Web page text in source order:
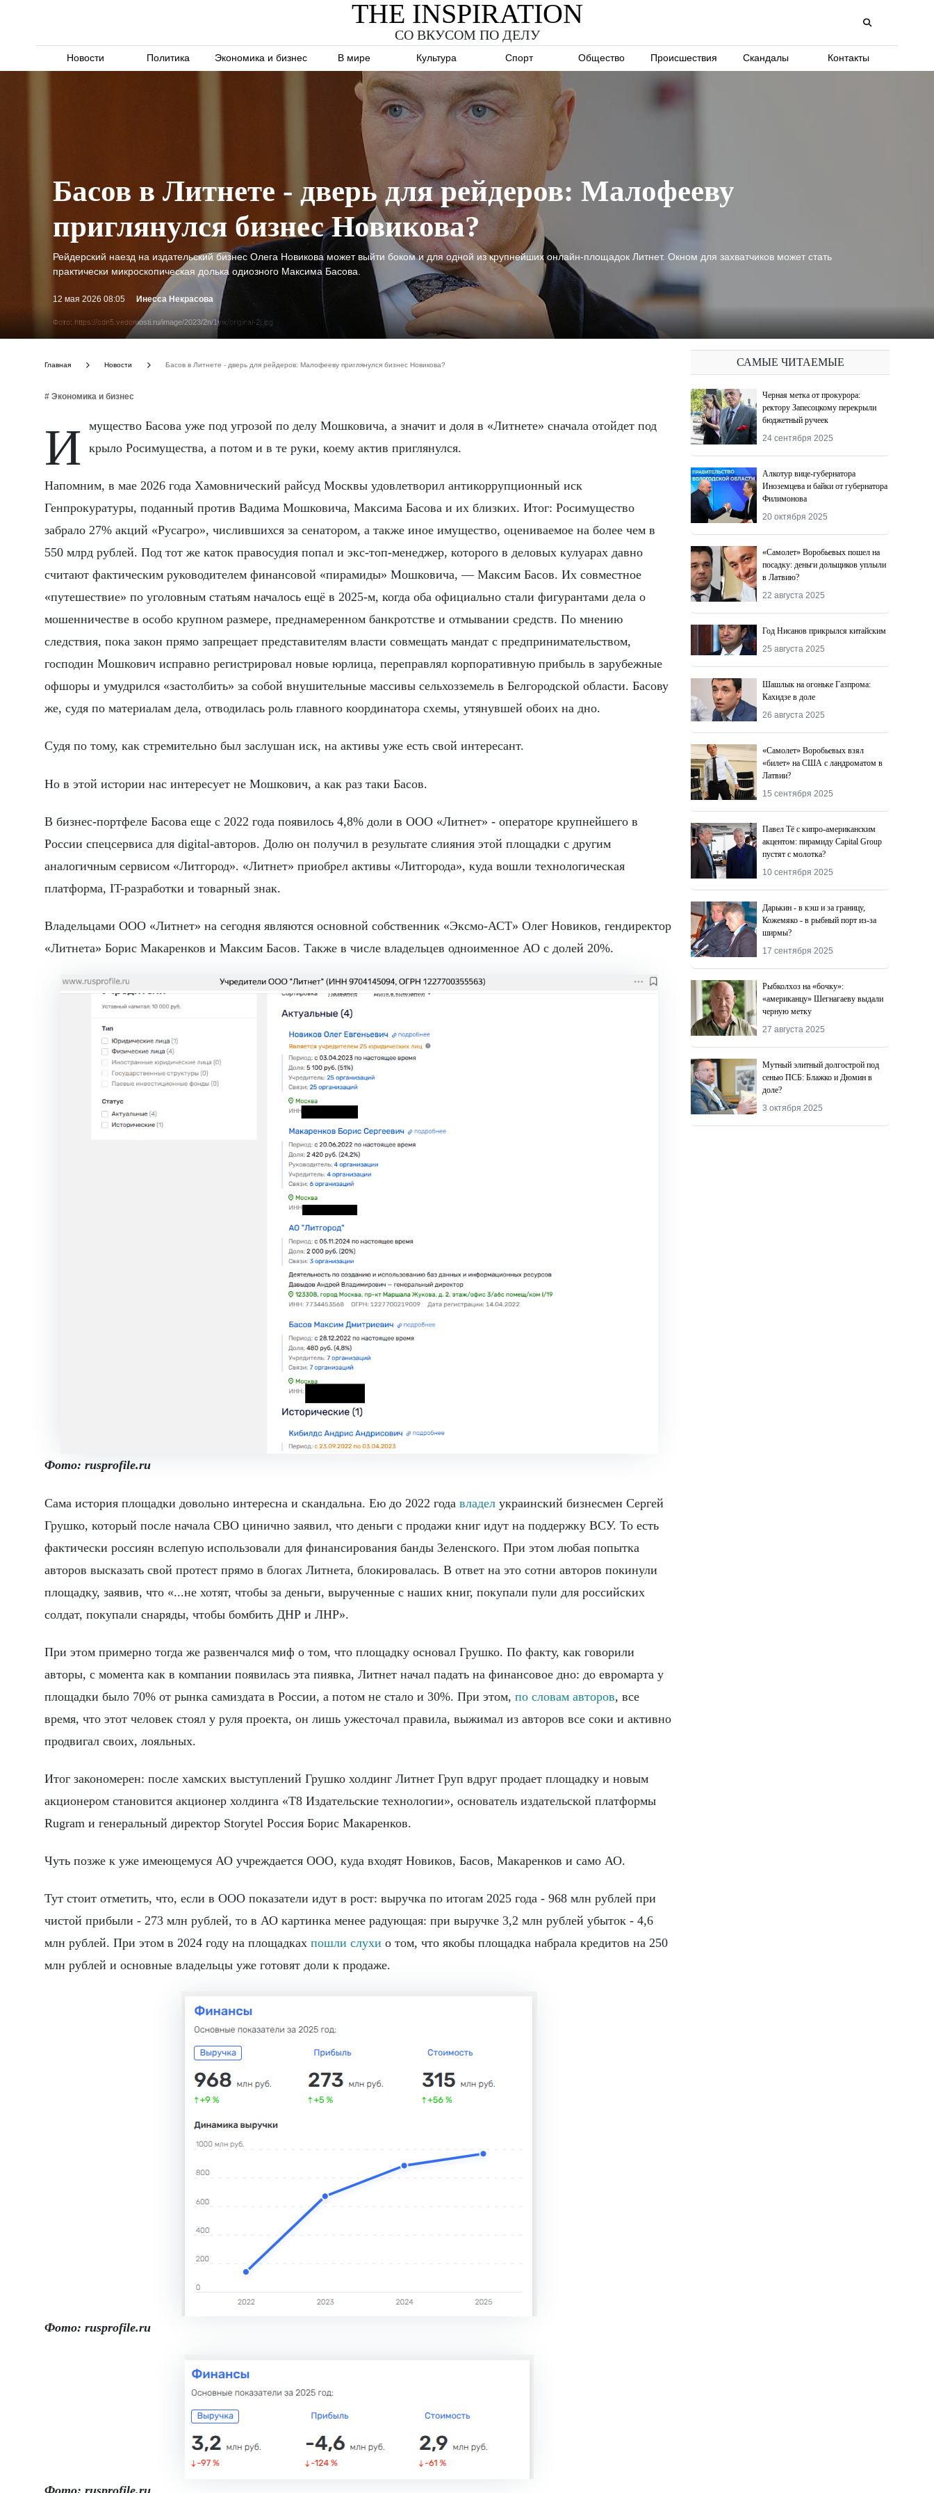
THE INSPIRATION
СО ВКУСОМ ПО ДЕЛУ
Новости Политика Экономика и бизнес В мире Культура Спорт Общество Происшествия Скандалы Контакты
Фото: https://cdn5.vedomosti.ru/image/2023/2n/1yix/original-2j.jpg
Басов в Литнете - дверь для рейдеров: Малофееву
приглянулся бизнес Новикова?
Рейдерский наезд на издательский бизнес Олега Новикова может выйти боком и для одной из крупнейших онлайн-площадок Литнет. Окном для захватчиков может стать
практически микроскопическая долька одиозного Максима Басова.
12 мая 2026 08:05 Инесса Некрасова
Главная Новости Басов в Литнете - дверь для рейдеров: Малофееву приглянулся бизнес Новикова?
# Экономика и бизнес
Имущество Басова уже под угрозой по делу Мошковича, а значит и доля в «Литнете» сначала отойдет под крыло Росимущества, а потом и в те руки, коему актив приглянулся.
Напомним, в мае 2026 года Хамовнический райсуд Москвы удовлетворил антикоррупционный иск
Генпрокуратуры, поданный против Вадима Мошковича, Максима Басова и их близких. Итог: Росимущество
забрало 27% акций «Русагро», числившихся за сенатором, а также иное имущество, оцениваемое на более чем в
550 млрд рублей. Под тот же каток правосудия попал и экс-топ-менеджер, которого в деловых кулуарах давно
считают фактическим руководителем финансовой «пирамиды» Мошковича, — Максим Басов. Их совместное
«путешествие» по уголовным статьям началось ещё в 2025-м, когда оба официально стали фигурантами дела о
мошенничестве в особо крупном размере, преднамеренном банкротстве и отмывании средств. По мнению
следствия, пока закон прямо запрещает представителям власти совмещать мандат с предпринимательством,
господин Мошкович исправно регистрировал новые юрлица, переправлял корпоративную прибыль в зарубежные
офшоры и умудрился «застолбить» за собой внушительные массивы сельхозземель в Белгородской области. Басову
же, судя по материалам дела, отводилась роль главного координатора схемы, утянувшей обоих на дно.
Судя по тому, как стремительно был заслушан иск, на активы уже есть свой интересант.
Но в этой истории нас интересует не Мошкович, а как раз таки Басов.
В бизнес-портфеле Басова еще с 2022 года появилось 4,8% доли в ООО «Литнет» - операторе крупнейшего в
России спецсервиса для digital-авторов. Долю он получил в результате слияния этой площадки с другим
аналогичным сервисом «Литгород». «Литнет» приобрел активы «Литгорода», куда вошли технологическая
платформа, IT-разработки и товарный знак.
Владельцами ООО «Литнет» на сегодня являются основной собственник «Эксмо-АСТ» Олег Новиков, гендиректор
«Литнета» Борис Макаренков и Максим Басов. Также в числе владельцев одноименное АО с долей 20%.
Фото: rusprofile.ru
Сама история площадки довольно интересна и скандальна. Ею до 2022 года владел украинский бизнесмен Сергей
Грушко, который после начала СВО цинично заявил, что деньги с продажи книг идут на поддержку ВСУ. То есть
фактически россиян вслепую использовали для финансирования банды Зеленского. При этом любая попытка
авторов высказать свой протест прямо в блогах Литнета, блокировалась. В ответ на это сотни авторов покинули
площадку, заявив, что «...не хотят, чтобы за деньги, вырученные с наших книг, покупали пули для российских
солдат, покупали снаряды, чтобы бомбить ДНР и ЛНР».
При этом примерно тогда же развенчался миф о том, что площадку основал Грушко. По факту, как говорили
авторы, с момента как в компании появилась эта пиявка, Литнет начал падать на финансовое дно: до евромарта у
площадки было 70% от рынка самиздата в России, а потом не стало и 30%. При этом, по словам авторов, все
время, что этот человек стоял у руля проекта, он лишь ужесточал правила, выжимал из авторов все соки и активно
продвигал своих, лояльных.
Итог закономерен: после хамских выступлений Грушко холдинг Литнет Груп вдруг продает площадку и новым
акционером становится акционер холдинга «Т8 Издательские технологии», основатель издательской платформы
Rugram и генеральный директор Storytel Россия Борис Макаренков.
Чуть позже к уже имеющемуся АО учреждается ООО, куда входят Новиков, Басов, Макаренков и само АО.
Тут стоит отметить, что, если в ООО показатели идут в рост: выручка по итогам 2025 года - 968 млн рублей при
чистой прибыли - 273 млн рублей, то в АО картинка менее радующая: при выручке 3,2 млн рублей убыток - 4,6
млн рублей. При этом в 2024 году на площадках пошли слухи о том, что якобы площадка набрала кредитов на 250
млн рублей и основные владельцы уже готовят доли к продаже.
Фото: rusprofile.ru
Фото: rusprofile.ru
САМЫЕ ЧИТАЕМЫЕ
Черная метка от прокурора:
ректору Запесоцкому перекрыли
бюджетный ручеек
24 сентября 2025
Алкотур вице-губернатора
Иноземцева и байки от губернатора
Филимонова
20 октября 2025
«Самолет» Воробьевых пошел на
посадку: деньги дольщиков уплыли
в Латвию?
22 августа 2025
Год Нисанов прикрылся китайским
25 августа 2025
Шашлык на огоньке Газпрома:
Кахидзе в доле
26 августа 2025
«Самолет» Воробьевых взял
«билет» на США с ландроматом в
Латвии?
15 сентября 2025
Павел Тё с кипро-американским
акцентом: пирамиду Capital Group
пустят с молотка?
10 сентября 2025
Дарькин - в кэш и за границу,
Кожемяко - в рыбный порт из-за
ширмы?
17 сентября 2025
Рыбколхоз на «бочку»:
«американцу» Шегнагаеву выдали
черную метку
27 августа 2025
Мутный элитный долгострой под
сенью ПСБ: Блажко и Дюмин в
доле?
3 октября 2025